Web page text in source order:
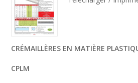
CRÉMAILLÈRES EN MATIÈRE
CPLM